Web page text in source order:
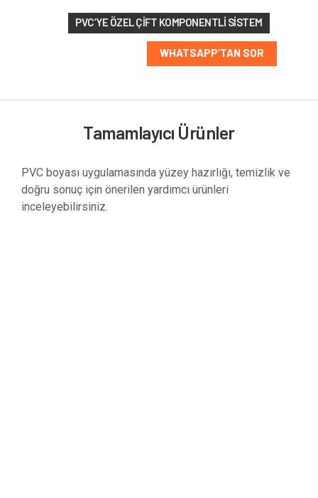
PVC’YE ÖZEL ÇIFT KOMPONENTLI SISTEM
WHATSAPP’TAN SOR
Tamamlayıcı Ürünler
PVC boyası uygulamasında yüzey hazırlığı, temizlik ve
doğru sonuç için önerilen yardımcı ürünleri
inceleyebilirsiniz.